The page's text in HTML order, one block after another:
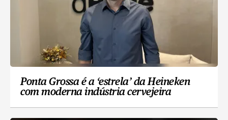
Ponta Grossa é a ‘estrela’ da Heineken
com moderna indústria cervejeira